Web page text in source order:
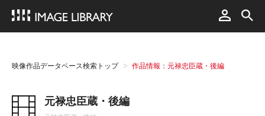
映像作品データベース検索トップ 作品情報：元禄忠臣蔵・後編
元禄忠臣蔵・後編